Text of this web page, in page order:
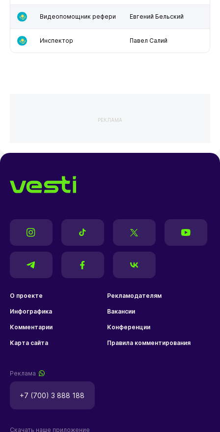
Видеопомощник рефери Евгений Бельский
Инспектор Павел Салий
РЕКЛАМА
О проекте Рекламодателям
Инфографика Вакансии
Комментарии Конференции
Карта сайта Правила комментирования
Реклама
+7 (700) 3 888 188
Скачать наше приложение